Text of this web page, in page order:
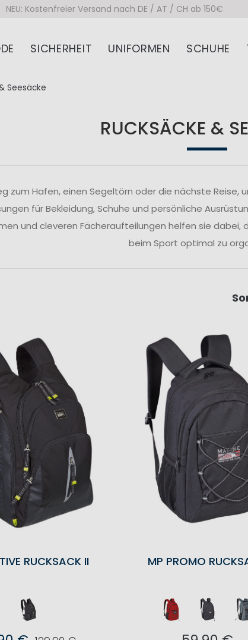
NEU: Kostenfreier Versand nach DE / AT / CH ab 150€
SICHERHEIT UNIFORMEN SCHUHE
Seesäcke
RUCKSÄCKE &
zum Hafen, einen Segeltörn oder die nächste Reise,
für Bekleidung, Schuhe und persönliche
und cleveren Fächeraufteilungen helfen sie dabei,
beim Sport optimal zu
RUCKSACK II MP PROMO